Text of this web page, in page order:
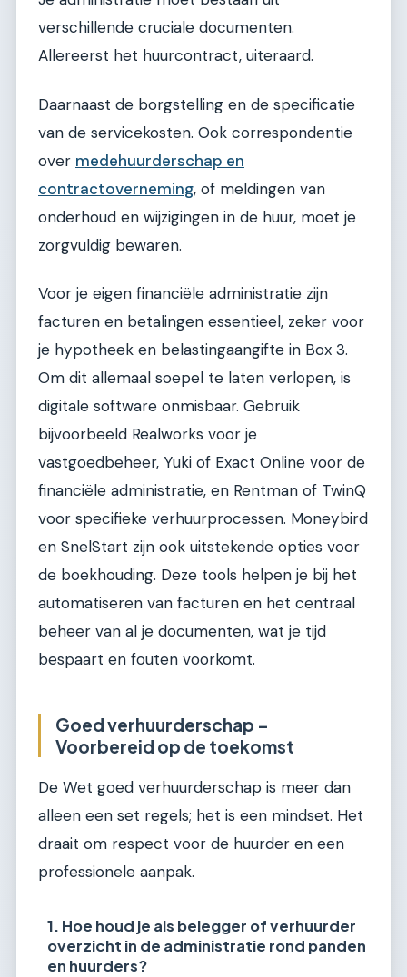
verschillende cruciale documenten.
Allereerst het huurcontract, uiteraard.
Daarnaast de borgstelling en de specificatie
van de servicekosten. Ook correspondentie
over medehuurderschap en
contractoverneming, of meldingen van
onderhoud en wijzigingen in de huur, moet je
zorgvuldig bewaren.
Voor je eigen financiële administratie zijn
facturen en betalingen essentieel, zeker voor
je hypotheek en belastingaangifte in Box 3.
Om dit allemaal soepel te laten verlopen, is
digitale software onmisbaar. Gebruik
bijvoorbeeld Realworks voor je
vastgoedbeheer, Yuki of Exact Online voor de
financiële administratie, en Rentman of TwinQ
voor specifieke verhuurprocessen. Moneybird
en SnelStart zijn ook uitstekende opties voor
de boekhouding. Deze tools helpen je bij het
automatiseren van facturen en het centraal
beheer van al je documenten, wat je tijd
bespaart en fouten voorkomt.
Goed verhuurderschap –
Voorbereid op de toekomst
De Wet goed verhuurderschap is meer dan
alleen een set regels; het is een mindset. Het
draait om respect voor de huurder en een
professionele aanpak.
1. Hoe houd je als belegger of verhuurder
overzicht in de administratie rond panden
en huurders?